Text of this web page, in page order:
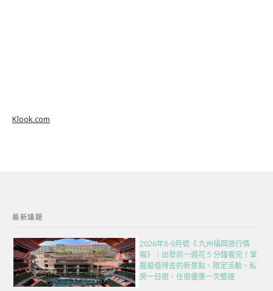
Klook.com
最新議題
2026年8-9月號《 九州福岡旅行情
報》｜出發前一週花 5 分鐘看完！掌
握最值得去的新景點、限定活動、私
房一日遊、住宿優惠一次整理